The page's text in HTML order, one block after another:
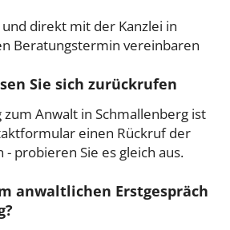
direkt mit der Kanzlei in
Beratungstermin vereinbaren
Sie sich zurückrufen
Anwalt in Schmallenberg ist
einen Rückruf der
probieren Sie es gleich aus.
anwaltlichen Erstgespräch